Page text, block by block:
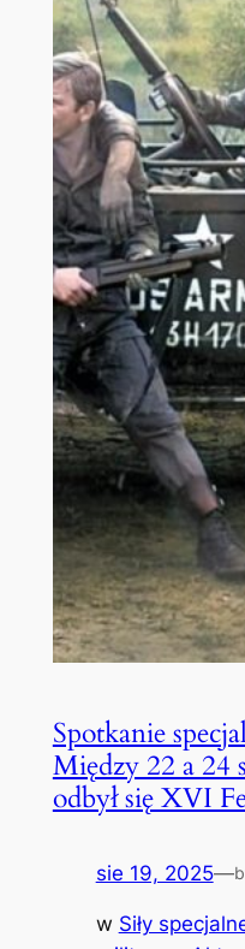
Spotkanie
Między 22 a 24
odbył się XVI
sie 19, 2025—
w Siły